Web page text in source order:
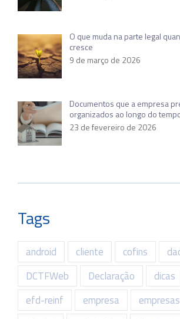
O que muda na parte legal
cresce
9 de março de 2026
Documentos que a empresa
organizados ao longo do
23 de fevereiro de 2026
Tags
android cliente cofins
DCTFWeb
Declaração dicas
efd-reinf
empresa empresas